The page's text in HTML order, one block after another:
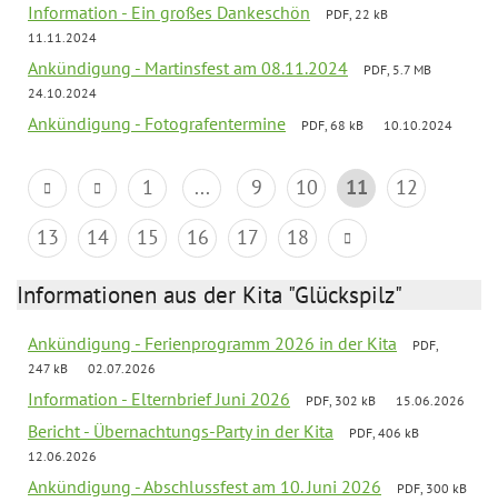
Information - Ein großes Dankeschön
PDF, 22 kB
11.11.2024
Ankündigung - Martinsfest am 08.11.2024
PDF, 5.7 MB
24.10.2024
Ankündigung - Fotografentermine PDF, 68 kB 10.10.2024
1 ... 9 10 11
12
13
14 15 16 17 18
Informationen aus der Kita "Glückspilz"
Ankündigung - Ferienprogramm 2026 in der Kita
PDF,
247 kB
02.07.2026
Information - Elternbrief Juni 2026 PDF, 302 kB 15.06.2026
Bericht - Übernachtungs-Party in der Kita
PDF, 406 kB
12.06.2026
Ankündigung - Abschlussfest am 10. Juni 2026
PDF, 300 kB